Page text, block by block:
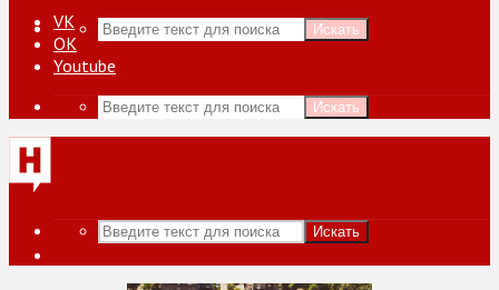
Искать
VK
ОК
Youtube
Искать
Искать